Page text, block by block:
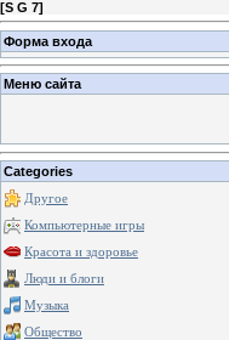
[S G 7]
Форма входа
Меню сайта
Categories
Другое
Компьютерные игры
Красота и здоровье
Люди и блоги
Музыка
Общество